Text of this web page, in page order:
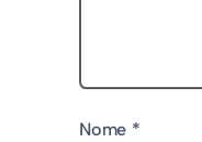
Nome *